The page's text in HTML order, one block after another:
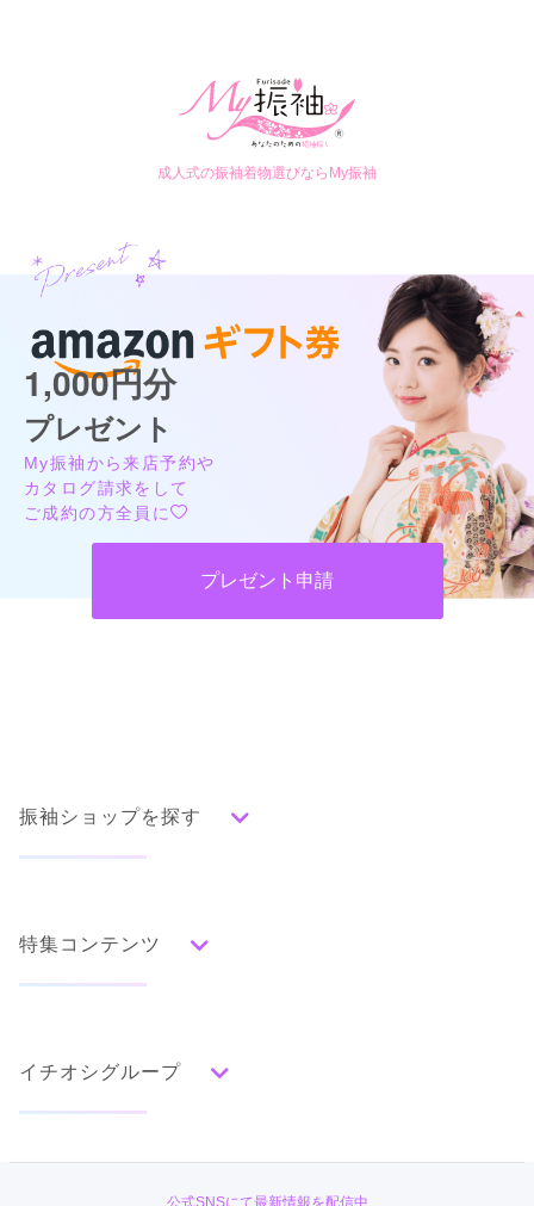
成人式の振袖着物選びならMy振袖
1,000円分
プレゼント
My振袖から来店予約や
カタログ請求をして
ご成約の方全員に
プレゼント申請
振袖ショップを探す
みんなの振袖ランキングトップ
色別ランキング
グレー
白
エレガント キュート クール
口コミから探す
特集コンテンツ
ママ振特集
個性的振袖コーディネート特集
成人式レポート
イチオシグループ
公式SNSにて最新情報を配信中